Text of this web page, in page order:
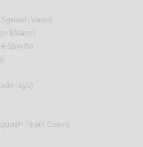
Vado)
Milano)
Sports)
Team Como)